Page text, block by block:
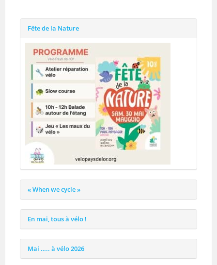
Fête de la Nature
« When we cycle »
En mai, tous à vélo !
Mai ….. à vélo 2026